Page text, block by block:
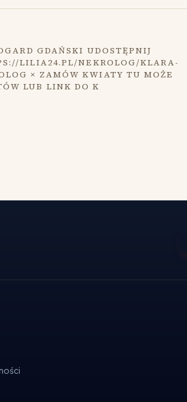
GDAŃSKI UDOSTĘPNIJ
LILIA24.PL/NEKROLOG/KLARA-
× ZAMÓW KWIATY TU MOŻE
LUB LINK DO K